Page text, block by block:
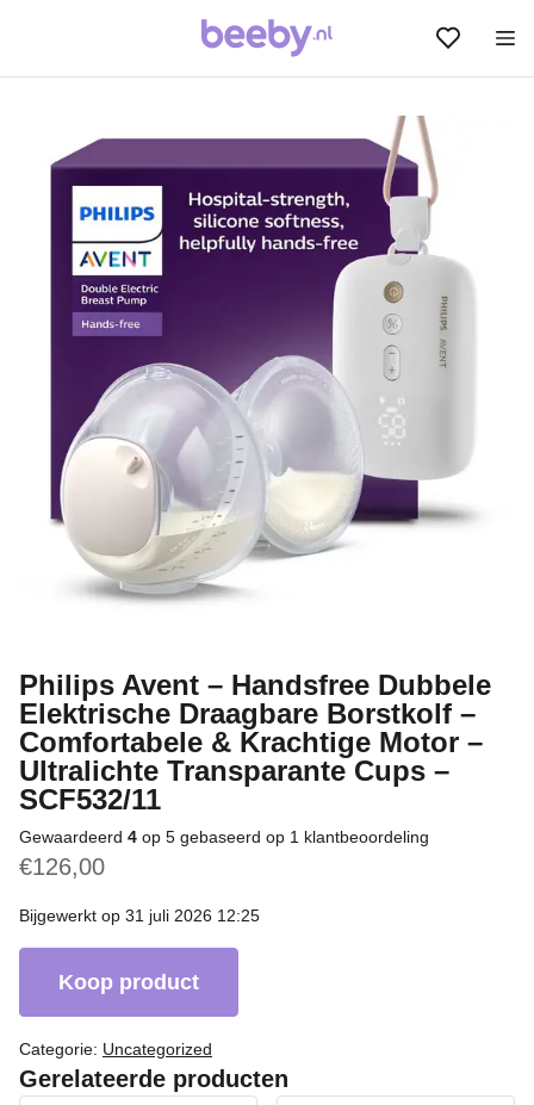
Philips Avent – Handsfree Dubbele
Elektrische Draagbare Borstkolf –
Comfortabele & Krachtige Motor –
Ultralichte Transparante Cups –
SCF532/11
Gewaardeerd 4 op 5 gebaseerd op 1 klantbeoordeling
€126,00
Bijgewerkt op 31 juli 2026 12:25
Koop product
Categorie: Uncategorized
Gerelateerde producten